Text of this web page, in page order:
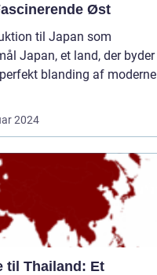
Øst
til Japan som
byder
blanding af moderne
2024
til Thailand: Et